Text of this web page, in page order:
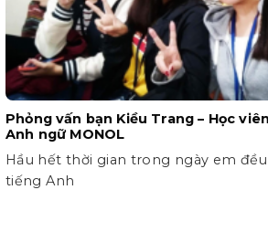
Phỏng vấn bạn Kiều Trang – Học
Anh ngữ MONOL
Hầu hết thời gian trong ngày em
tiếng Anh